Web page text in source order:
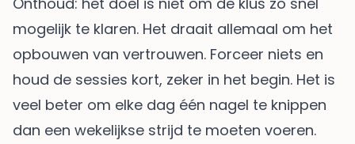
mogelijk te klaren. Het draait allemaal om het
opbouwen van vertrouwen. Forceer niets en
houd de sessies kort, zeker in het begin. Het is
veel beter om elke dag één nagel te knippen
dan een wekelijkse strijd te moeten voeren.